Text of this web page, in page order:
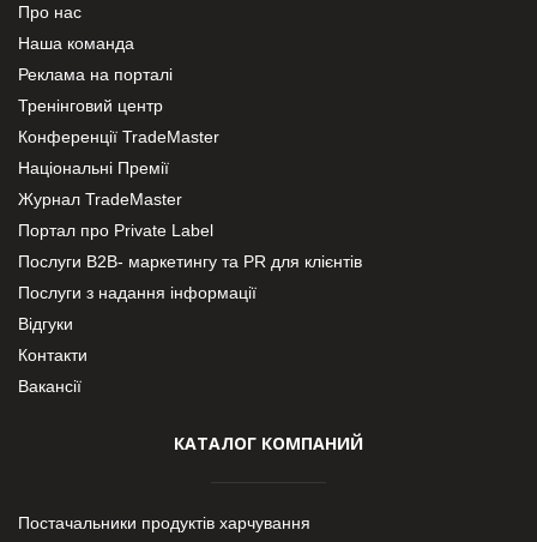
Про нас
Наша команда
Реклама на порталі
Тренінговий центр
Конференції TradeMaster
Національні Премії
Журнал TradeMaster
Портал про Private Label
Послуги В2В- маркетингу та PR для клієнтів
Послуги з надання інформації
Відгуки
Контакти
Вакансії
КАТАЛОГ КОМПАНИЙ
Постачальники продуктів харчування